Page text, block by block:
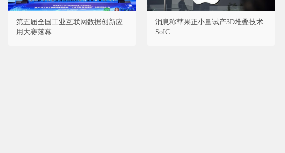
第五届全国工业互联网数据创新应
用大赛落幕
消息称苹果正小量试产3D堆叠技术
SoIC